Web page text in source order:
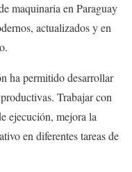
maquinaria en Paraguay
actualizados y en
ha permitido desarrollar
Trabajar con
ejecución, mejora la
en diferentes tareas de